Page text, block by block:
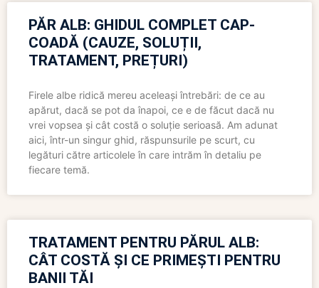
PĂR ALB: GHIDUL COMPLET CAP-
COADĂ (CAUZE, SOLUȚII,
TRATAMENT, PREȚURI)
Firele albe ridică mereu aceleași întrebări: de ce au
apărut, dacă se pot da înapoi, ce e de făcut dacă nu
vrei vopsea și cât costă o soluție serioasă. Am adunat
aici, într-un singur ghid, răspunsurile pe scurt, cu
legături către articolele în care intrăm în detaliu pe
fiecare temă.
TRATAMENT PENTRU PĂRUL ALB:
CÂT COSTĂ ȘI CE PRIMEȘTI PENTRU
BANII TĂI